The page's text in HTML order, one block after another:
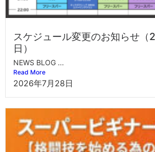
スケジュール変更のお知らせ（
日）
NEWS BLOG ...
Read More
2026年7月28日